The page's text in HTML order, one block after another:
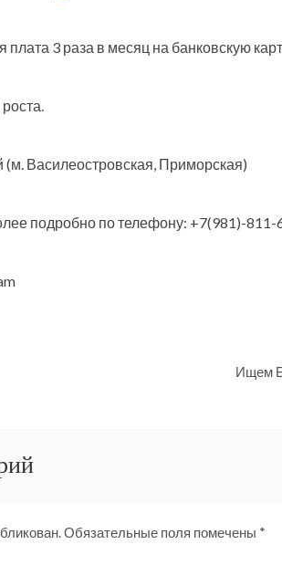
3 раза в месяц на банковскую
(м. Василеостровская, Приморская)
подробно по телефону: +7(981)-
Ищем
Обязательные поля помечены *